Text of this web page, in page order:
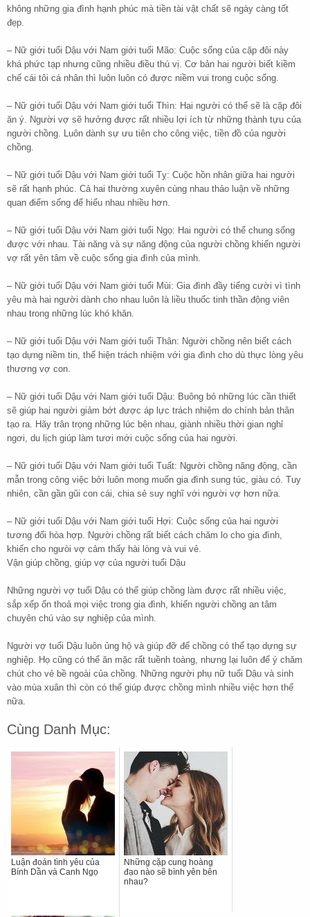
không những gia đình hạnh phúc mà tiền tài vật chất sẽ ngày càng tốt
đẹp.
– Nữ giới tuổi Dậu với Nam giới tuổi Mão: Cuộc sống của cặp đôi này
khá phức tạp nhưng cũng nhiều điều thú vị. Cơ bản hai người biết kiềm
chế cái tôi cá nhân thì luôn luôn có được niềm vui trong cuộc sống.
– Nữ giới tuổi Dậu với Nam giới tuổi Thìn: Hai người có thể sẽ là cặp đôi
ăn ý. Người vợ sẽ hưởng được rất nhiều lợi ích từ những thành tựu của
người chồng. Luôn dành sự ưu tiên cho công việc, tiền đồ của người
chồng.
– Nữ giới tuổi Dậu với Nam giới tuổi Tỵ: Cuộc hồn nhân giữa hai người
sẽ rất hạnh phúc. Cả hai thường xuyên cùng nhau thảo luận về những
quan điểm sống để hiểu nhau nhiều hơn.
– Nữ giới tuổi Dậu với Nam giới tuổi Ngọ: Hai người có thể chung sống
được với nhau. Tài năng và sự năng động của người chồng khiến người
vợ rất yên tâm về cuộc sống gia đình của mình.
– Nữ giới tuổi Dậu với Nam giới tuổi Mùi: Gia đình đầy tiếng cười vì tình
yêu mà hai người dành cho nhau luôn là liều thuốc tinh thần động viên
nhau trong những lúc khó khăn.
– Nữ giới tuổi Dậu với Nam giới tuổi Thân: Người chồng nên biết cách
tạo dựng niềm tin, thể hiện trách nhiệm với gia đình cho dù thực lòng yêu
thương vợ con.
– Nữ giới tuổi Dậu với Nam giới tuổi Dậu: Buông bỏ những lúc cần thiết
sẽ giúp hai người giảm bớt được áp lực trách nhiệm do chính bản thân
tạo ra. Hãy trân trọng những lúc bên nhau, giành nhiều thời gian nghỉ
ngơi, du lịch giúp làm tươi mới cuộc sống của hai người.
– Nữ giới tuổi Dậu với Nam giới tuổi Tuất: Người chồng năng động, cần
mẫn trong công việc bởi luôn mong muốn gia đình sung túc, giàu có. Tuy
nhiên, cần gần gũi con cái, chia sẻ suy nghĩ với người vợ hơn nữa.
– Nữ giới tuổi Dậu với Nam giới tuổi Hợi: Cuộc sống của hai người
tương đối hòa hợp. Người chồng rất biết cách chăm lo cho gia đình,
khiến cho ngưòi vợ cảm thấy hài lòng và vui vẻ.
Vận giúp chồng, giúp vợ của người tuổi Dậu
Những người vợ tuổi Dậu có thể giúp chồng làm được rất nhiều việc,
sắp xếp ổn thoả mọi việc trong gia đình, khiến người chồng an tâm
chuyên chú vào sự nghiệp của mình.
Người vợ tuổi Dậu luôn ủng hộ và giúp đỡ để chồng có thể tạo dựng sự
nghiệp. Họ cũng có thể ăn mặc rất tuềnh toàng, nhưng lại luôn để ý chăm
chút cho vẻ bề ngoài của chồng. Những người phụ nữ tuổi Dậu và sinh
vào mùa xuân thì còn có thế giúp được chồng mình nhiều việc hơn thế
nữa.
Cùng Danh Mục:
Luận đoán tình yêu của
Bính Dần và Canh Ngọ
Những cặp cung hoàng
đạo nào sẽ bình yên bên
nhau?